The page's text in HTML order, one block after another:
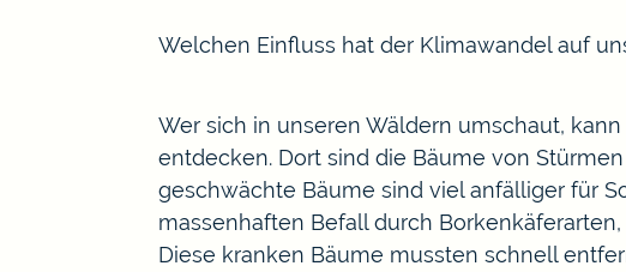
Welchen Einfluss hat der Klimawandel auf
Wer sich in unseren Wäldern umschaut,
entdecken. Dort sind die Bäume von
geschwächte Bäume sind viel anfälliger für
massenhaften Befall durch
Diese kranken Bäume mussten schnell